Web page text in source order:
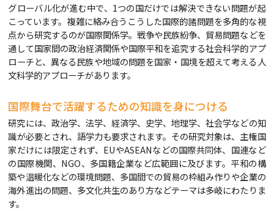
グローバル化が進む中で、1つの国だけでは解決できない問題が起
こっています。複雑に絡み合うこうした国際的諸問題を多角的な視
点から研究するのが国際関係学。戦争や民族紛争、貿易問題などを
通して国家間の政治経済関係や国際平和を追究する社会科学的アプ
ローチと、異なる民族や地域の問題を国家・国境を超えて考える人
文科学的アプローチがあります。
国際舞台で活躍するための知識を身につける
研究には、政治学、法学、経済学、史学、地理学、社会学などの知
識が必要とされ、語学力も要求されます。その研究対象は、主権国
家だけには限定されず、EUやASEANなどの国際共同体、国連など
の国際機関、NGO、多国籍企業など広範囲に及びます。平和の構
築や温暖化などの環境問題、多国間での貿易の枠組み作りや企業の
海外進出の問題、多文化共生のあり方などテーマは多岐にわたりま
す。